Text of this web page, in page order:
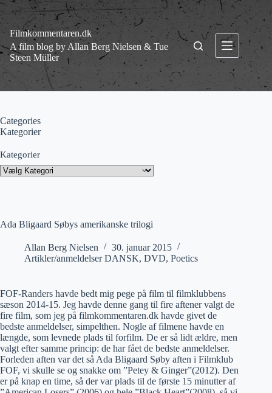
Fortsæt
indhold
Filmkommentaren.dk
A film blog by Allan Berg Nielsen & Tue
Steen Müller
Ada Bligaard Søbys amerikanske trilogi
Allan Berg Nielsen
30. januar 2015
Artikler/anmeldelser DANSK, DVD, Poetics
FOF-Randers havde bedt mig pege på film til filmklubbens
sæson 2014-15. Jeg havde denne gang til fire aftener valgt de
fire film, som jeg på filmkommentaren.dk havde givet de
bedste anmeldelser, simpelthen. Nogle af filmene havde en
længde, som levnede plads til forfilm. De er så lidt ældre, men
valgt efter samme princip: de har fået de bedste anmeldelser.
Forleden aften var det så Ada Bligaard Søby aften i Filmklub
FOF, vi skulle se og snakke om ”Petey & Ginger”(2012). Den
er på knap en time, så der var plads til de første 15 minutter af
Categories
Kategorier
Kategorier